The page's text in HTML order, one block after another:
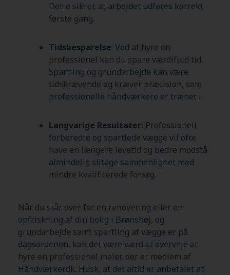
Dette sikrer, at arbejdet udføres korrekt
første gang.
Tidsbesparelse: Ved at hyre en
professionel kan du spare værdifuld tid.
Spartling og grundarbejde kan være
tidskrævende og kræver præcision, som
professionelle håndværkere er trænet i.
Langvarige Resultater: Professionelt
forberedte og spartlede vægge vil ofte
have en længere levetid og bedre modstå
almindelig slitage sammenlignet med
mindre kvalificerede forsøg.
Når du står over for en renovering eller en
opfriskning af din bolig i Brønshøj, og
grundarbejde samt spartling af vægge er på
dagsordenen, kan det være værd at overveje at
hyre en professionel maler, der er medlem af
Håndværker.dk. Husk, at det altid er anbefalet at